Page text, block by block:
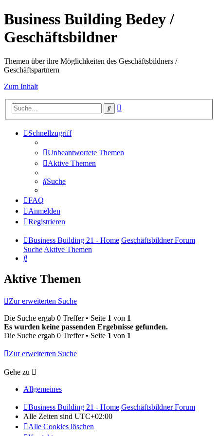
Business Building Bedey /
Geschäftsbildner
Themen über ihre Möglichkeiten des Geschäftsbildners /
Geschäftspartnern
Zum Inhalt
Suche
Schnellzugriff
Unbeantwortete Themen
Aktive Themen
Suche
FAQ
Anmelden
Registrieren
Business Building 21 - Home Geschäftsbildner Forum
SucheAktive Themen
Suche
Aktive Themen
Zur erweiterten Suche
Die Suche ergab 0 Treffer • Seite 1 von 1
Es wurden keine passenden Ergebnisse gefunden.
Die Suche ergab 0 Treffer • Seite 1 von 1
Zur erweiterten Suche
Gehe zu
Allgemeines
Business Building 21 - Home Geschäftsbildner Forum
Alle Zeiten sind UTC+02:00
Alle Cookies löschen